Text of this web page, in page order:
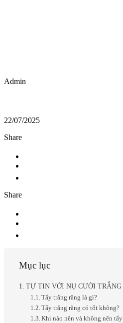
Admin
22/07/2025
Share
Share
Mục lục
TỰ TIN VỚI NỤ CƯỜI TRẮNG
Tẩy trắng răng là gì?
Tẩy trắng răng có tốt không?
Khi nào nên và không nên